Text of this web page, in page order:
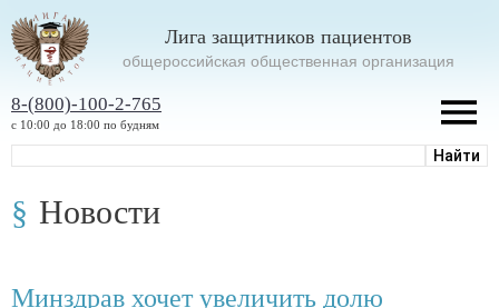
Лига защитников пациентов
oбщероссийская общественная организация
8-(800)-100-2-765
с 10:00 до 18:00 по будням
Новости
Минздрав хочет увеличить долю